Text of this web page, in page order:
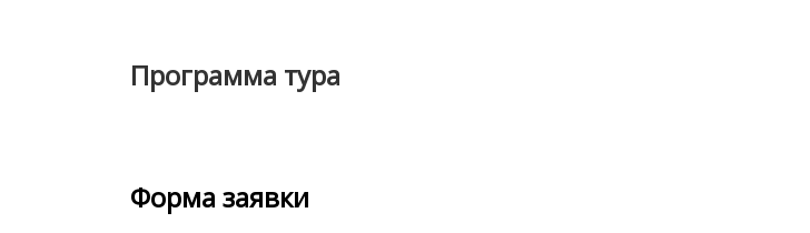
Программа тура
Форма заявки